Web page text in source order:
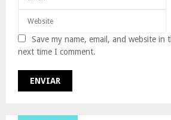
Save my name, email, and website in
next time I comment.